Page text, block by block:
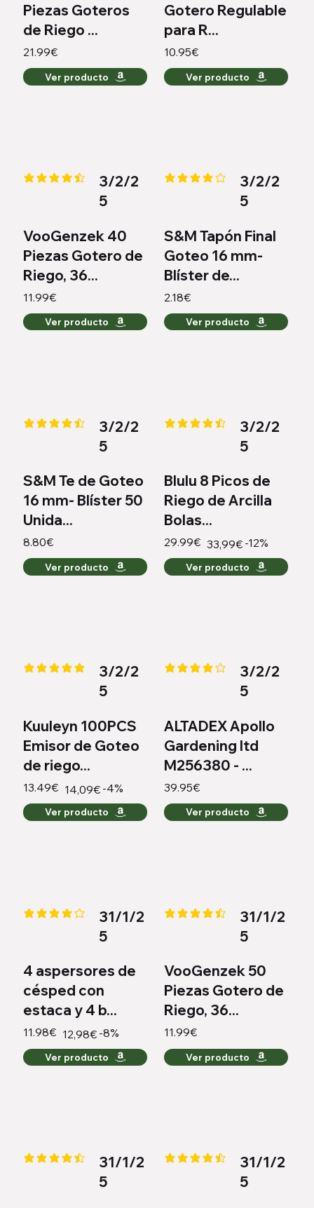
Piezas Goteros
de Riego ...
21.99€
Ver producto
Gotero Regulable
para R...
10.95€
Ver producto
la calificación promedio es 4.4 de 5
3/2/2
5
VooGenzek 40
Piezas Gotero de
Riego, 36...
11.99€
Ver producto
la calificación promedio es 4.2
3/2/2
5
S&M Tapón Final
Goteo 16 mm-
Blíster de...
2.18€
Ver producto
la calificación promedio es 4.3 de 5
3/2/2
5
S&M Te de Goteo
16 mm- Blíster 50
Unida...
8.80€
Ver producto
la calificación promedio es 4.3
3/2/2
5
Blulu 8 Picos de
Riego de Arcilla
Bolas...
29.99€ 33,99€ -12%
Ver producto
la calificación promedio es 5 de 5
3/2/2
5
Kuuleyn 100PCS
Emisor de Goteo
de riego...
13.49€ 14,09€ -4%
Ver producto
la calificación promedio es 4 de
3/2/2
5
ALTADEX Apollo
Gardening ltd
M256380 - ...
39.95€
Ver producto
la calificación promedio es 4.2 de 5
31/1/2
5
4 aspersores de
césped con
estaca y 4 b...
11.98€ 12,98€ -8%
Ver producto
la calificación promedio es 4.4
31/1/2
5
VooGenzek 50
Piezas Gotero de
Riego, 36...
11.99€
Ver producto
la calificación promedio es 4.4 de 5
31/1/2
5
la calificación promedio es 4.3
31/1/2
5